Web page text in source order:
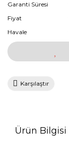
Garanti Süresi
Fiyat
Havale
Karşılaştır
Ürün Bilgisi